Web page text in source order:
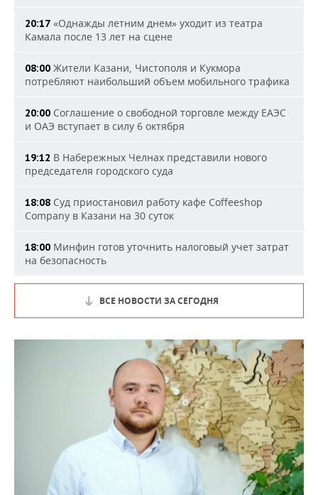
20:17 «Однажды летним днем» уходит из театра
Камала после 13 лет на сцене
08:00 Жители Казани, Чистополя и Кукмора
потребляют наибольший объем мобильного трафика
20:00 Соглашение о свободной торговле между ЕАЭС
и ОАЭ вступает в силу 6 октября
19:12 В Набережных Челнах представили нового
председателя городского суда
18:08 Суд приостановил работу кафе Coffeeshop
Company в Казани на 30 суток
18:00 Минфин готов уточнить налоговый учет затрат
на безопасность
ВСЕ НОВОСТИ ЗА СЕГОДНЯ